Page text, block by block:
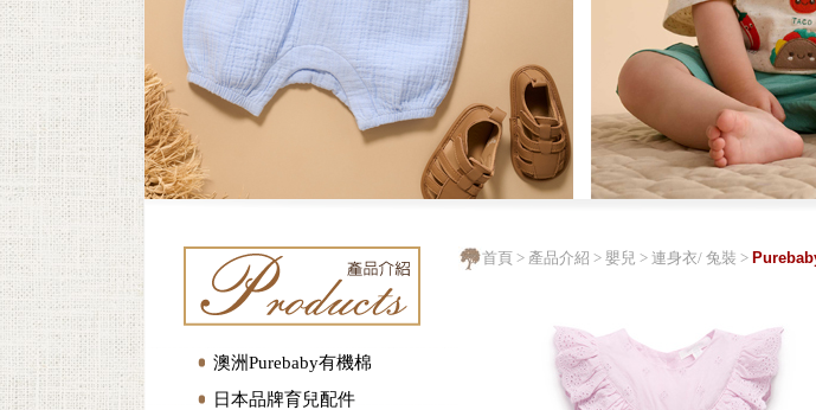
澳洲Purebaby有機棉
日本品牌育兒配件
首頁 > 產品介紹 > 嬰兒 > 連身衣/ 兔裝 >